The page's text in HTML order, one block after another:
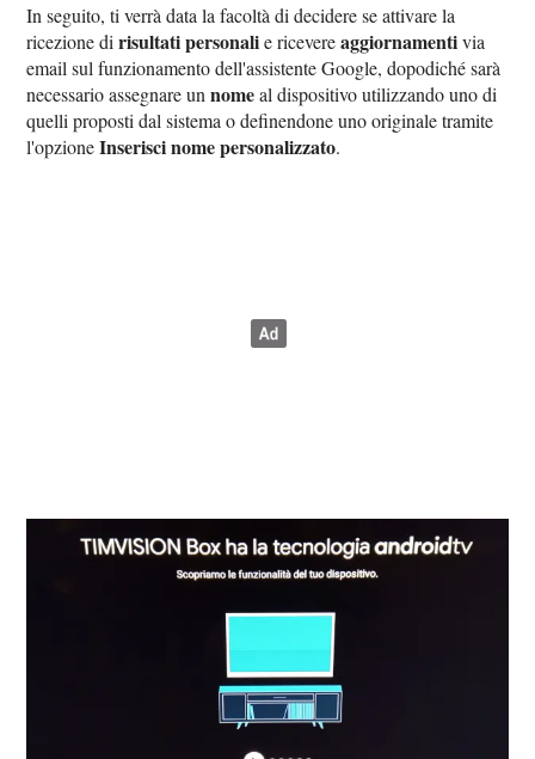
In seguito, ti verrà data la facoltà di decidere se attivare la
ricezione dirisultati personalie ricevereaggiornamentivia
email sul funzionamento dell'assistente Google, dopodiché sarà
necessario assegnare unnomeal dispositivo utilizzando uno di
quelli proposti dal sistema o definendone uno originale tramite
l'opzioneInserisci nome personalizzato.